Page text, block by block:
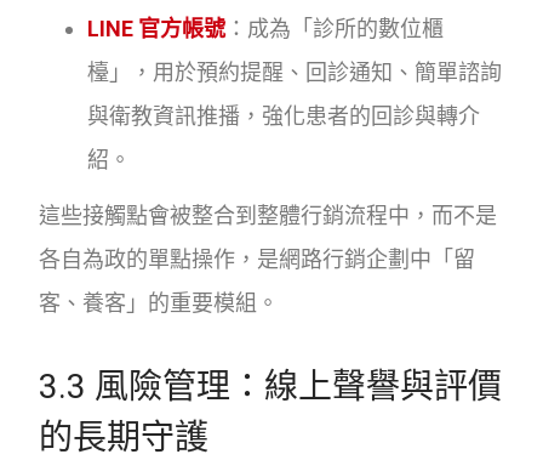
LINE 官方帳號：成為「診所的數位櫃
檯」，用於預約提醒、回診通知、簡單諮詢
與衛教資訊推播，強化患者的回診與轉介
紹。
這些接觸點會被整合到整體行銷流程中，而不是
各自為政的單點操作，是網路行銷企劃中「留
客、養客」的重要模組。
3.3 風險管理：線上聲譽與評價
的長期守護